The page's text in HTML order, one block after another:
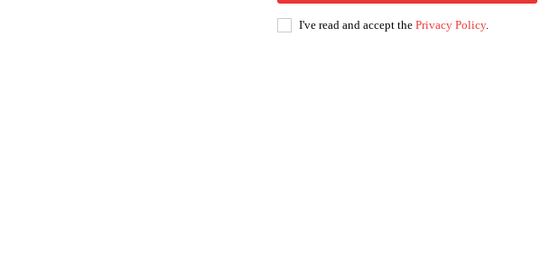
I've read and accept the Privacy Policy.